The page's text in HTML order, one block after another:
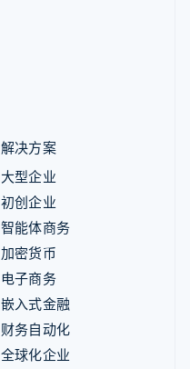
解决方案
大型企业
初创企业
智能体商务
加密货币
电子商务
嵌入式金融
财务自动化
全球化企业